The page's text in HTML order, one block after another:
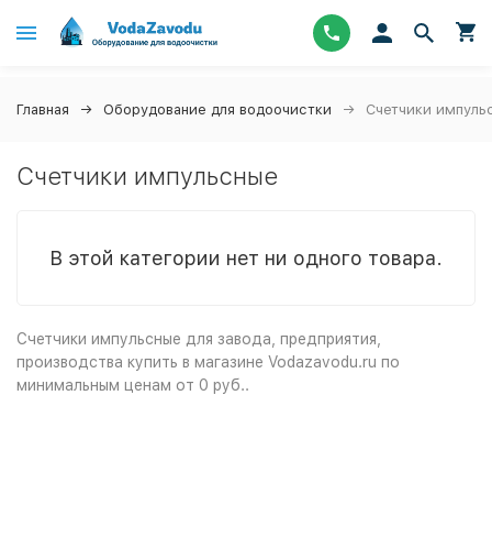
Главная Оборудование для водоочистки Счетчики
Счетчики импульсные
В этой категории нет ни одного товара.
Счетчики импульсные для завода, предприятия,
производства купить в магазине Vodazavodu.ru по
минимальным ценам от 0 руб..